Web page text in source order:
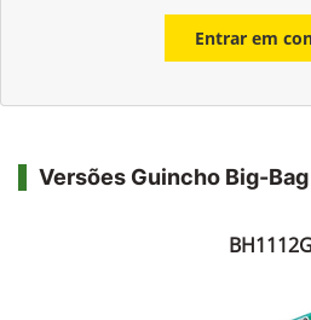
Entrar em
Versões Guincho Big-Bag